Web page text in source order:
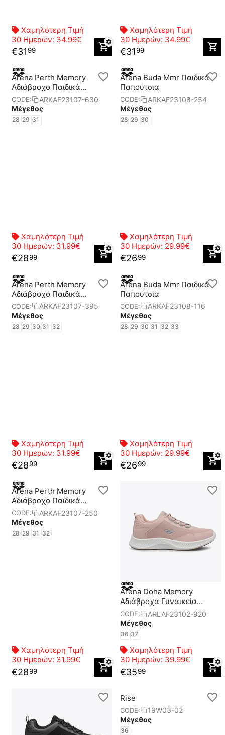
Χαμηλότερη Τιμή
30 Ημερών: 34.99€
€31 99
Χαμηλότερη Τιμή
30 Ημερών: 34.99€
€31 99
Arena Perth Memory
Aδιάβροχο Παιδικά
Παπούτσια
CODE:
ARKAF23107-630
Μέγεθος
28 29 31
Χαμηλότερη Τιμή
30 Ημερών: 31.99€
€2899
Arena Buda Mmr Παιδικά
Παπούτσια
CODE:
ARKAF23108-254
Μέγεθος
28 29 30
Χαμηλότερη Τιμή
30 Ημερών: 29.99€
€2699
Arena Perth Memory
Aδιάβροχο Παιδικά
Παπούτσια
CODE:
ARKAF23107-395
Μέγεθος
28 29 30 31 32
Χαμηλότερη Τιμή
30 Ημερών: 31.99€
€2899
Arena Buda Mmr Παιδικά
Παπούτσια
CODE:
ARKAF23108-116
Μέγεθος
28 29 30 31 32 33
Χαμηλότερη Τιμή
30 Ημερών: 29.99€
€2699
Arena Perth Memory
Aδιάβροχο Παιδικά
Παπούτσια
CODE:
ARKAF23107-250
Μέγεθος
28 29 31 32
Χαμηλότερη Τιμή
30 Ημερών: 31.99€
€2899
Arena Doha Memory
Αδιάβροχα Γυναικεία
Παπούτσια
CODE:
ARLAF23102-920
Μέγεθος
36 37
Χαμηλότερη Τιμή
30 Ημερών: 39.99€
€3599
Rise
CODE:
19W03-02
Μέγεθος
36